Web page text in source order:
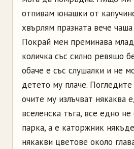
отпивам юнашки от
хвърлям празната вече
Покрай мен преминава
количка със силно ревящо
обаче е със слушалки и не
детето му плаче.
очите му излъчват някаква
вселенска тъга, все едно
парка, а е каторжник
някакви цветове около